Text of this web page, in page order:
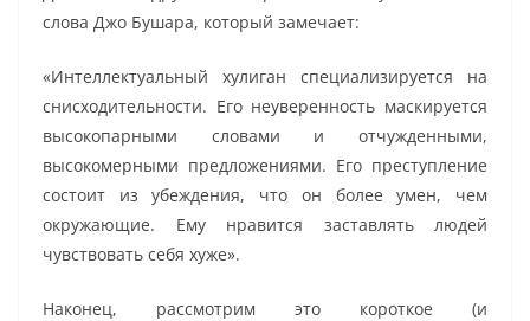
слова Джо Бушара, который замечает:
«Интеллектуальный хулиган специализируется на
снисходительности. Его неуверенность маскируется
высокопарными словами и отчужденными,
высокомерными предложениями. Его преступление
состоит из убеждения, что он более умен, чем
окружающие. Ему нравится заставлять людей
чувствовать себя хуже».
Наконец, рассмотрим это короткое (и